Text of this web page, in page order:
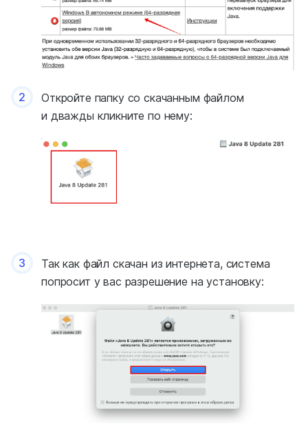
2
Откройте папку со скачанным файлом
и дважды кликните по нему:
3
Так как файл скачан из интернета, система
попросит у вас разрешение на установку: